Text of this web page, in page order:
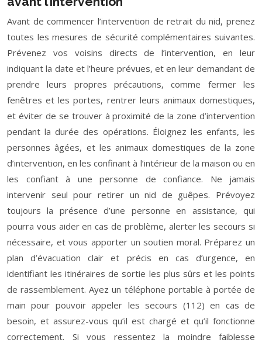
Avant de commencer l’intervention de retrait du nid, prenez
toutes les mesures de sécurité complémentaires suivantes.
Prévenez vos voisins directs de l’intervention, en leur
indiquant la date et l’heure prévues, et en leur demandant de
prendre leurs propres précautions, comme fermer les
fenêtres et les portes, rentrer leurs animaux domestiques,
et éviter de se trouver à proximité de la zone d’intervention
pendant la durée des opérations. Éloignez les enfants, les
personnes âgées, et les animaux domestiques de la zone
d’intervention, en les confinant à l’intérieur de la maison ou en
les confiant à une personne de confiance. Ne jamais
intervenir seul pour retirer un nid de guêpes. Prévoyez
toujours la présence d’une personne en assistance, qui
pourra vous aider en cas de problème, alerter les secours si
nécessaire, et vous apporter un soutien moral. Préparez un
plan d’évacuation clair et précis en cas d’urgence, en
identifiant les itinéraires de sortie les plus sûrs et les points
de rassemblement. Ayez un téléphone portable à portée de
main pour pouvoir appeler les secours (112) en cas de
besoin, et assurez-vous qu’il est chargé et qu’il fonctionne
correctement. Si vous ressentez la moindre faiblesse